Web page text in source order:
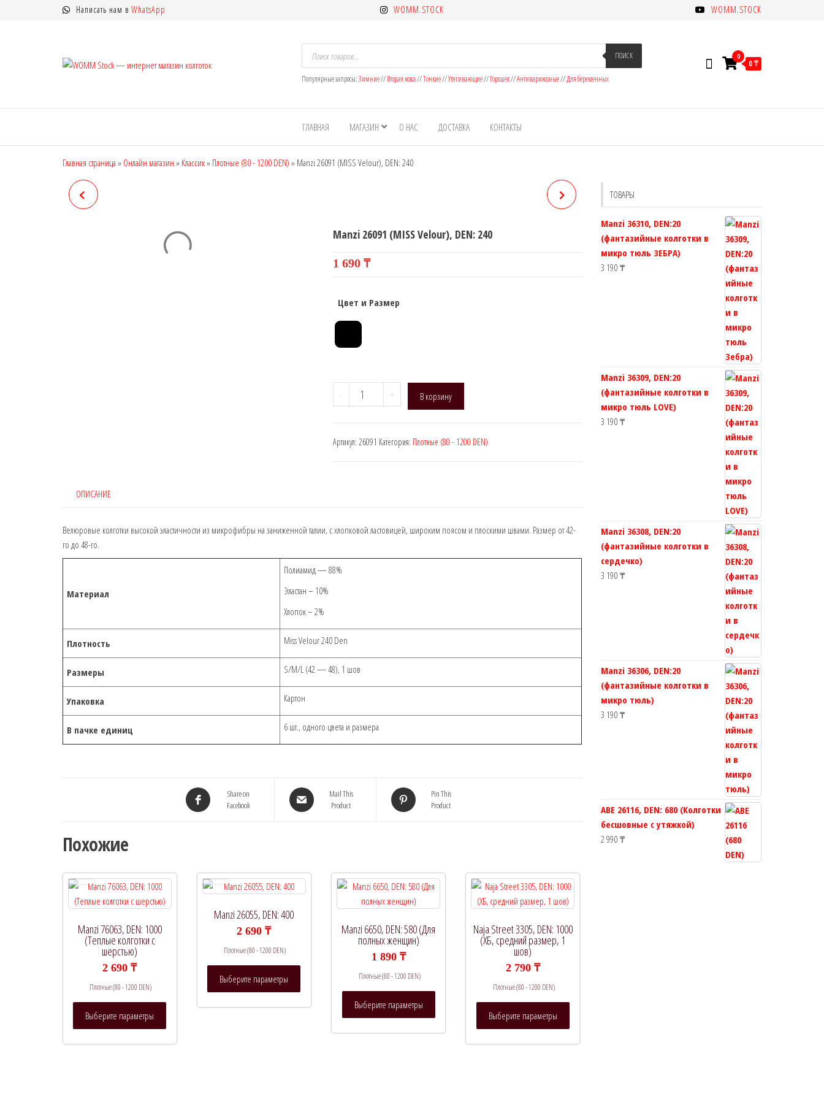
Написать нам в WhatsApp WOMM.STOCK WOMM.STOCK
интернет
колготок
Поиск
товаров ПОИСК
Популярные запросы:Зимние//Вторая кожа//Тонкие//Утягивающие//Горошек//Антиварикозные//Для беременных
0
0 ₸
ГЛАВНАЯ МАГАЗИН О НАС ДОСТАВКА КОНТАКТЫ
Главная страница » Онлайн магазин » Классик» Плотные (80 - 1200 DEN) » Manzi 26091 (MISS Velour), DEN: 240
Manzi 26091 (MISS Velour), DEN: 240
1 690 ₸
Цвет и Размер
-
Количество
товара
(MISS
+ В корзину
Артикул: 26091 Категория: Плотные (80 - 1200 DEN)
ОПИСАНИЕ
Велюровые колготки высокой эластичности из микрофибры на заниженной талии, с хлопковой ластовицей, широким поясом и плоскими швами. Размер от 42-
го до 48-го.
Материал
Полиамид — 88%
Эластан – 10%
Хлопок – 2%
Плотность Miss Velour 240 Den
Размеры S/M/L (42 — 48), 1 шов
Упаковка Картон
В пачке единиц 6 шт., одного цвета и размера
Share on
Facebook
Mail This
Product
Pin This
Product
Похожие
Manzi 76063, DEN: 1000
(Теплые колготки с
шерстью)
2 690₸
Плотные (80 - 1200 DEN)
Выберите параметры
Manzi 26055, DEN: 400
2 690₸
Плотные (80 - 1200 DEN)
Выберите параметры
Manzi 6650, DEN: 580 (Для
полных женщин)
1 890 ₸
Плотные (80 - 1200 DEN)
Выберите параметры
Этот
Naja Street 3305, DEN: 1000
(ХБ, средний размер, 1
шов)
2 790 ₸
Плотные (80 - 1200 DEN)
Выберите параметры
Этот
ТОВАРЫ
Manzi 36310, DEN:20
(фантазийные колготки в
микро тюль ЗЕБРА)
3 190 ₸
Manzi 36309, DEN:20
(фантазийные колготки в
микро тюль LOVE)
3 190 ₸
Manzi 36308, DEN:20
(фантазийные колготки в
сердечко)
3 190 ₸
Manzi 36306, DEN:20
(фантазийные колготки в
микро тюль)
3 190 ₸
ABE 26116, DEN: 680 (Колготки
бесшовные с утяжкой)
2 990 ₸